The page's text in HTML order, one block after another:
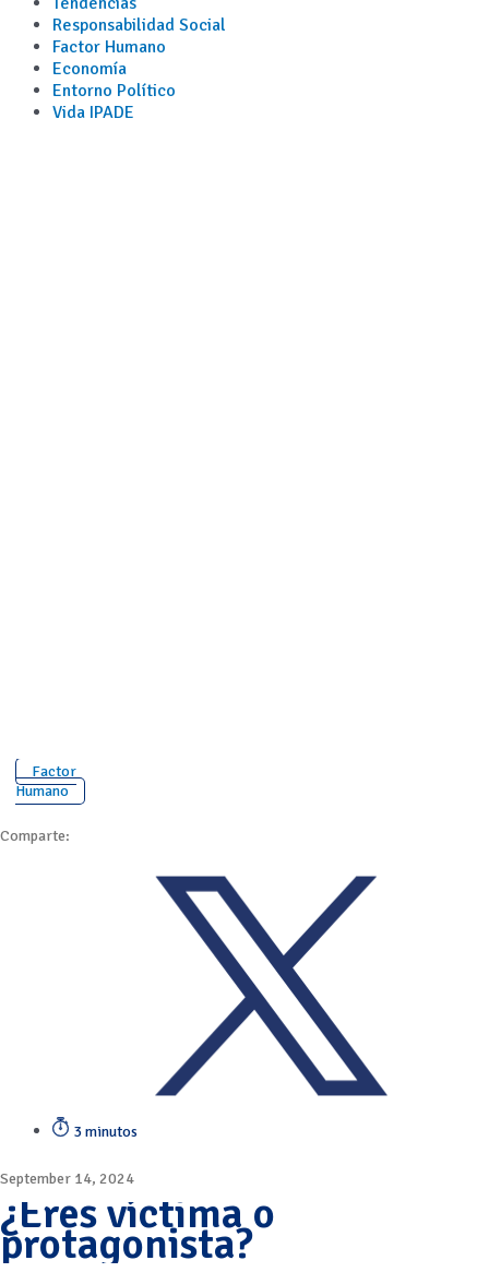
Responsabilidad Social
Factor Humano
Economía
Entorno Político
Vida IPADE
Factor
Humano
Comparte:
3 minutos
September 14, 2024
¿Eres víctima o
protagonista?